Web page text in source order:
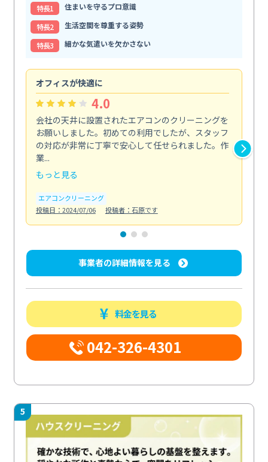
特⻑1
住まいを守るプロ意識
特⻑2
生活空間を尊重する姿勢
特⻑3
細かな気遣いを欠かさない
オフィスが快適に
4.0
会社の天井に設置されたエアコンのクリーニングを
お願いしました。初めての利用でしたが、スタッフ
の対応が非常に丁寧で安心して任せられました。作
業...
もっと見る
エアコンクリーニング
投稿日：2024/07/06
投稿者：石原です
事業者の詳細情報を見る
料金を見る
042-326-4301
5